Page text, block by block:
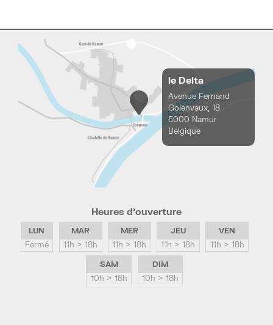
le Delta
Avenue Fernand
Golenvaux, 18
5000 Namur
Belgique
Heures d’ouverture
LUN
Fermé
MAR
11h > 18h
MER
11h > 18h
JEU
11h > 18h
VEN
11h > 18h
SAM
10h > 18h
DIM
10h > 18h